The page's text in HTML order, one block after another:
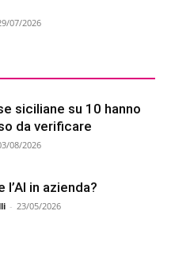
07/2026
siciliane su 10 hanno
da verificare
08/2026
in azienda?
- 23/05/2026